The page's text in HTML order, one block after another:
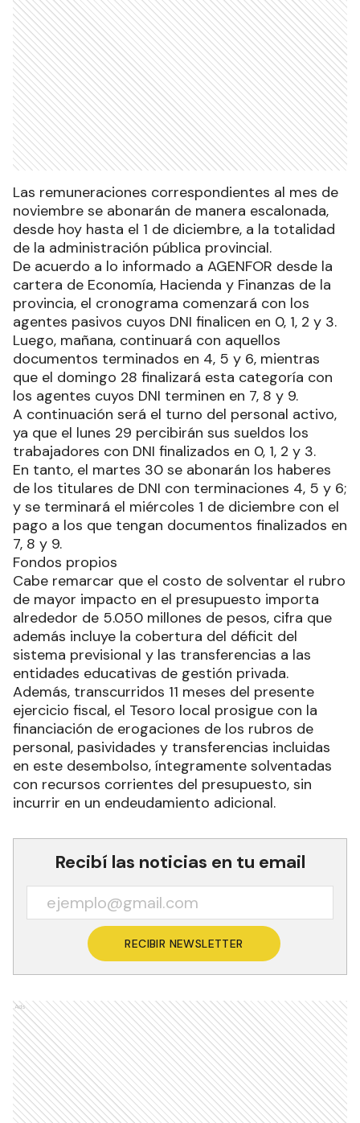
Las remuneraciones correspondientes al mes de
noviembre se abonarán de manera escalonada,
desde hoy hasta el 1 de diciembre, a la totalidad
de la administración pública provincial.
De acuerdo a lo informado a AGENFOR desde la
cartera de Economía, Hacienda y Finanzas de la
provincia, el cronograma comenzará con los
agentes pasivos cuyos DNI finalicen en 0, 1, 2 y 3.
Luego, mañana, continuará con aquellos
documentos terminados en 4, 5 y 6, mientras
que el domingo 28 finalizará esta categoría con
los agentes cuyos DNI terminen en 7, 8 y 9.
A continuación será el turno del personal activo,
ya que el lunes 29 percibirán sus sueldos los
trabajadores con DNI finalizados en 0, 1, 2 y 3.
En tanto, el martes 30 se abonarán los haberes
de los titulares de DNI con terminaciones 4, 5 y 6;
y se terminará el miércoles 1 de diciembre con el
pago a los que tengan documentos finalizados en
7, 8 y 9.
Fondos propios
Cabe remarcar que el costo de solventar el rubro
de mayor impacto en el presupuesto importa
alrededor de 5.050 millones de pesos, cifra que
además incluye la cobertura del déficit del
sistema previsional y las transferencias a las
entidades educativas de gestión privada.
Además, transcurridos 11 meses del presente
ejercicio fiscal, el Tesoro local prosigue con la
financiación de erogaciones de los rubros de
personal, pasividades y transferencias incluidas
en este desembolso, íntegramente solventadas
con recursos corrientes del presupuesto, sin
incurrir en un endeudamiento adicional.
Recibí las noticias en tu email
RECIBIR NEWSLETTER
Ads